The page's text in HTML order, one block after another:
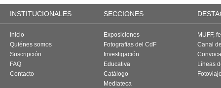
INSTITUCIONALES SECCIONES
Inicio
Quiénes somos
Suscripción
FAQ
Contacto
Exposiciones
Fotografías del CdF
Investigación
Educativa
Catálogo
Mediateca
MUFF,
Canal
Líneas